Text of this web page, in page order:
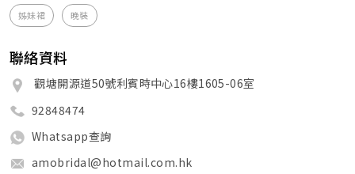
姊妹裙 晚裝
聯絡資料
觀塘開源道50號利賓時中心16樓1605-06室
92848474
Whatsapp查詢
amobridal@hotmail.com.hk